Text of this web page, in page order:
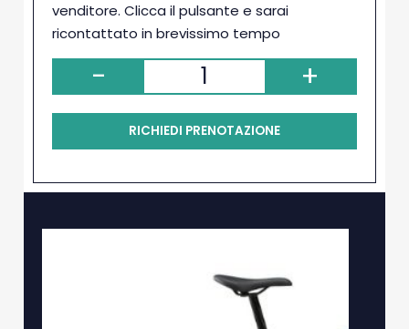
venditore. Clicca il pulsante e sarai
ricontattato in brevissimo tempo
- +
RICHIEDI PRENOTAZIONE